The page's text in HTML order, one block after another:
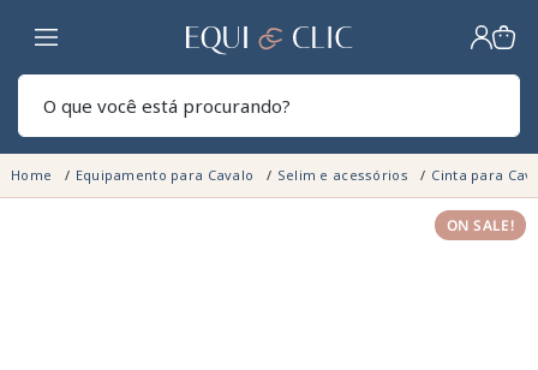
Lar
Home Equipamento para Cavalo Selim e acessórios Cinta para
ON SALE!